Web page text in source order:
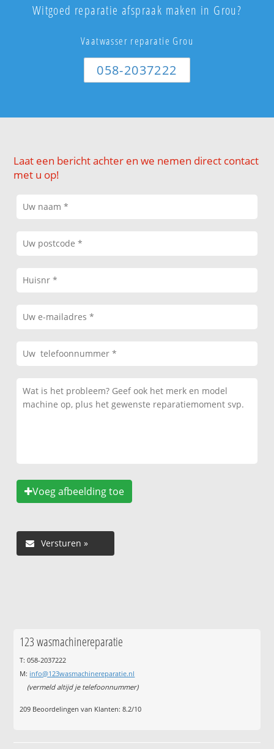
Witgoed reparatie afspraak maken in Grou?
Vaatwasser reparatie Grou
058-2037222
Laat een bericht achter en we nemen direct contact
met u op!
Voeg afbeelding toe
123 wasmachinereparatie
T: 058-2037222
M: info@123wasmachinereparatie.nl
(vermeld altijd je telefoonnummer)
209 Beoordelingen van Klanten:8.2/10